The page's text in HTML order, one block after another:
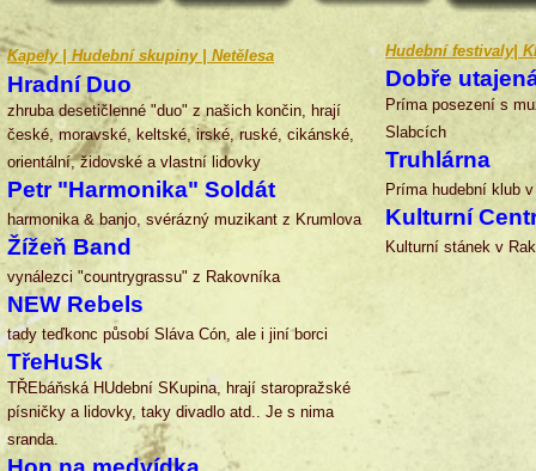
Kapely | Hudební skupiny | Netělesa
Hradní Duo
zhruba desetičlenné "duo" z našich končin, hrají
české, moravské, keltské, irské, ruské, cikánské,
orientální, židovské a vlastní lidovky
Petr "Harmonika" Soldát
harmonika & banjo, svérázný muzikant z Krumlova
Žížeň Band
vynálezci "countrygrassu" z Rakovníka
NEW Rebels
tady teďkonc působí Sláva Cón, ale i jiní borci
TřeHuSk
TŘEbáňská HUdební SKupina, hrají staropražské
písničky a lidovky, taky divadlo atd.. Je s nima
sranda.
Hudební festivaly|
Dobře
Príma posezení s
Slabcích
Truhlárna
Príma hudební klub
Kulturní
Kulturní stánek v